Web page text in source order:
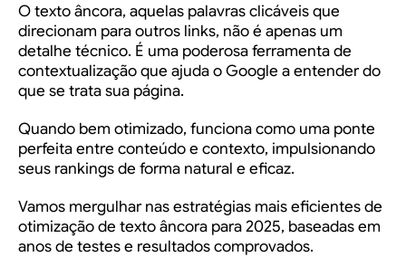
O texto âncora, aquelas palavras clicáveis que
direcionam para outros links, não é apenas um
detalhe técnico. É uma poderosa ferramenta de
contextualização que ajuda o Google a entender do
que se trata sua página.
Quando bem otimizado, funciona como uma ponte
perfeita entre conteúdo e contexto, impulsionando
seus rankings de forma natural e eficaz.
Vamos mergulhar nas estratégias mais eficientes de
otimização de texto âncora para 2025, baseadas em
anos de testes e resultados comprovados.